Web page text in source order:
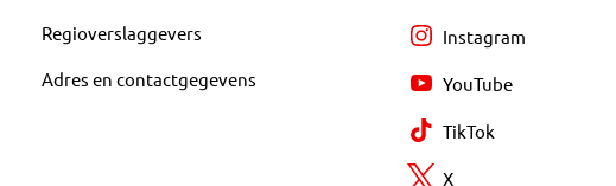
Regioverslaggevers
Adres en contactgegevens
Instagram
YouTube
TikTok
X